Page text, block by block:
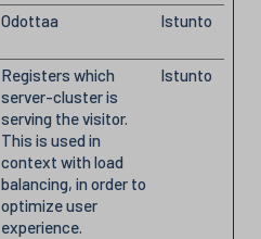
Odottaa Istunto
Registers which
server-cluster is
serving the visitor.
This is used in
context with load
balancing, in order to
optimize user
experience.
Istunto